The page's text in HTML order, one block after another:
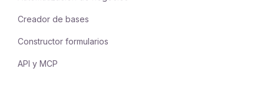
Creador de bases
Constructor formularios
API y MCP